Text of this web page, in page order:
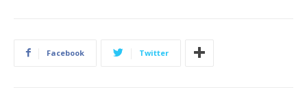
Facebook Twitter